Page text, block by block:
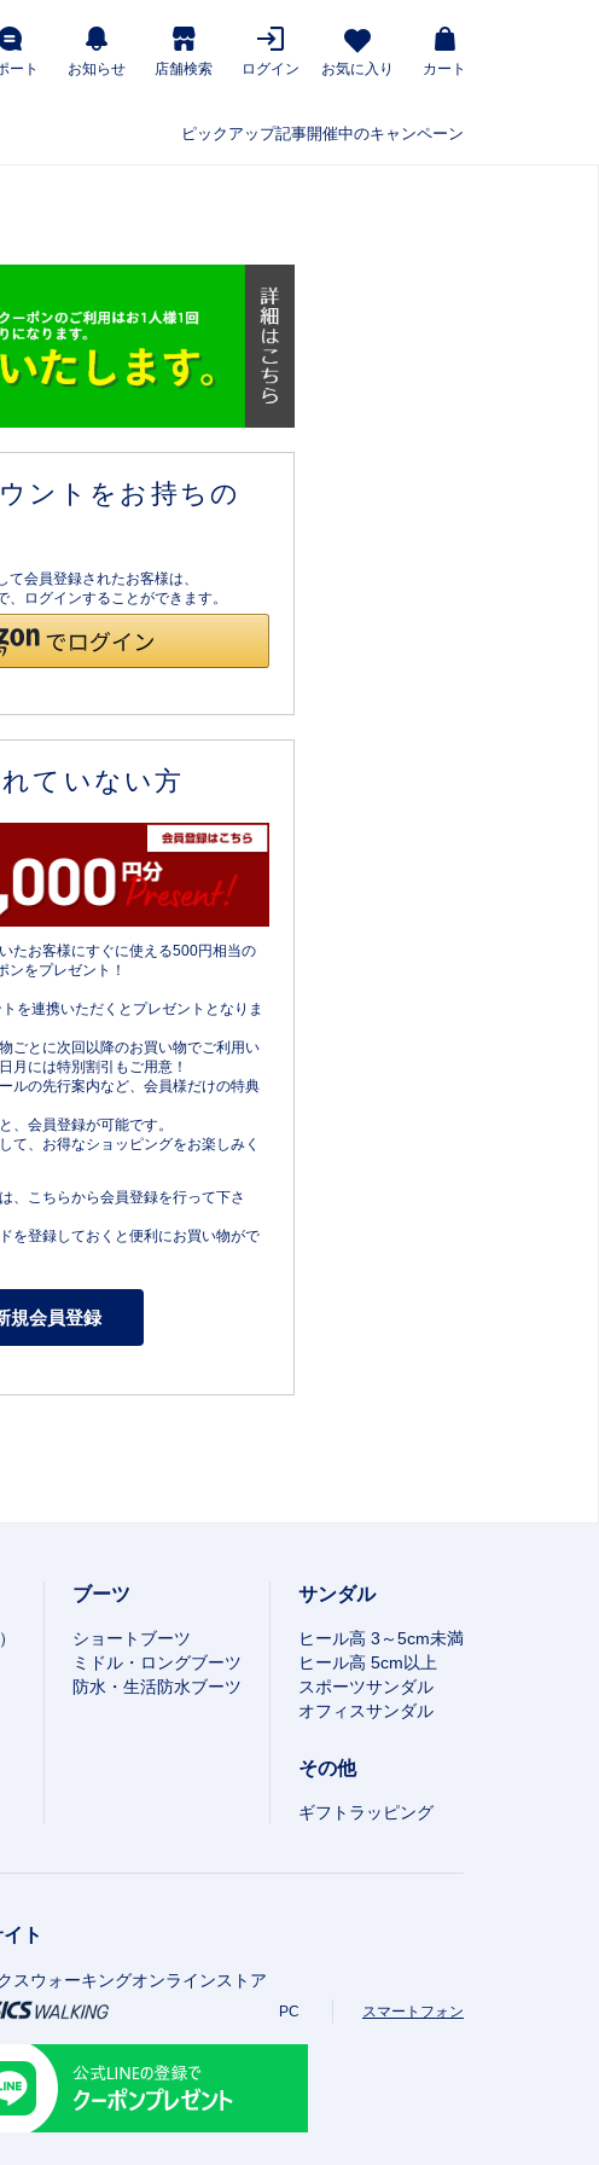
ート お知らせ 店舗検索 ログイン お気に入り カート
ピックアップ記事開催中のキャンペーン
ントをお持ちの
会員登録されたお客様は、
ログインすることができます。
ていない方
たお客様にすぐに使える500円相当の
ンをプレゼント！
を連携いただくとプレゼントとなりま
ごとに次回以降のお買い物でご利用い
月には特別割引もご用意！
ルの先行案内など、会員様だけの特典
、会員登録が可能です。
て、お得なショッピングをお楽しみく
、こちらから会員登録を行って下さ
を登録しておくと便利にお買い物がで
ブーツ
ショートブーツ
ミドル・ロングブーツ
防水・生活防水ブーツ
サンダル
ヒール高 3～5cm未満
ヒール高 5cm以上
スポーツサンダル
オフィスサンダル
その他
ギフトラッピング
ト
スウォーキングオンラインストア
PC スマートフォン